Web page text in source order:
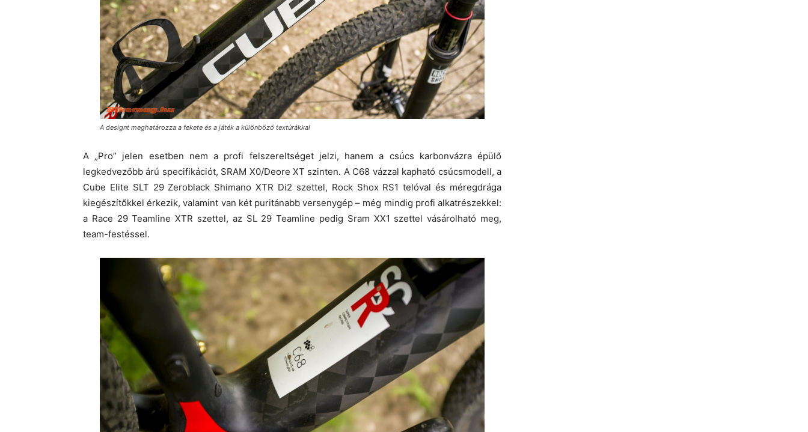
A designt meghatározza a fekete és a játék a különböző textúrákkal
A „Pro” jelen esetben nem a profi felszereltséget jelzi, hanem a csúcs karbonvázra épülő
legkedvezőbb árú specifikációt, SRAM X0/Deore XT szinten. A C68 vázzal kapható csúcsmodell, a
Cube Elite SLT 29 Zeroblack Shimano XTR Di2 szettel, Rock Shox RS1 telóval és méregdrága
kiegészítőkkel érkezik, valamint van két puritánabb versenygép – még mindig profi alkatrészekkel:
a Race 29 Teamline XTR szettel, az SL 29 Teamline pedig Sram XX1 szettel vásárolható meg,
team-festéssel.